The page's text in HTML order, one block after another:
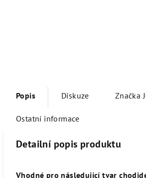
Popis Diskuze Značka
Ostatní informace
Detailní popis produktu
Vhodné pro následující tvar